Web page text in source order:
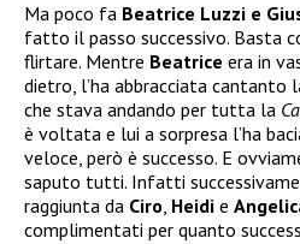
Ma poco fa Beatrice Luzzi e
fatto il passo successivo. Basta
flirtare. Mentre Beatrice era in
dietro, l’ha abbracciata cantanto
che stava andando per tutta la
è voltata e lui a sorpresa l’ha
veloce, però è successo. E
saputo tutti. Infatti
raggiunta da Ciro, Heidi e
complimentati per quanto